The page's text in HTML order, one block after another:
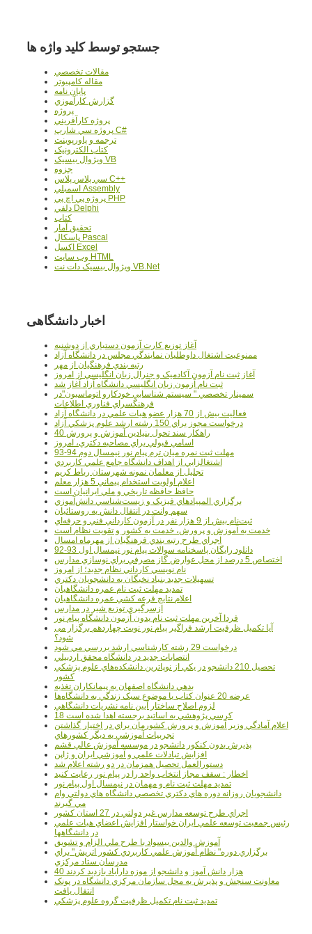
جستجو توسط کلید واژه ها
مقالات تخصصي
مقاله کامپیوتر
پایان نامه
گزارش کارآموزي
پروژه
پروژه کارآفريني
پروژه سي شارپ C#
ترجمه و پاورپوينت
کتاب الکترونيک
ويژوال بيسيک VB
جزوه
سي پلاس پلاس C++
اسمبلي Assembly
پروژه پي اچ پي PHP
دلفي Delphi
کتاب
تحقيق آمار
پاسکال Pascal
اکسل Excel
وب سايت HTML
ويژوال بيسيک دات نت VB.Net
اخبار دانشگاهی
آغاز توزيع کارت آزمون دستياري از دوشنبه
ممنوعيت اشتغال داوطلبان نمايندگي مجلس در دانشگاه آزاد
رتبه بندي فرهنگيان از مهر
آغاز ثبت نام آزمون آکادميک و جنرال زبان انگليسي از امروز
ثبت نام آزمون زبان انگليسي دانشگاه آزاد آغاز شد
سمينار تخصصي " سيستم شناسايي خودکارو اتوماسيون"در
فرهنگسراي فناوري اطلاعات
فعاليت بيش از 70 هزار عضو هيات علمي در دانشگاه آزاد
درخواست مجوز براي 150 رشته ارشد علوم پزشکي آزاد
40 راهکار سند تحول بنيادين آموزش و پرورش
اسامي قبولي براي مصاحبه دکتري، امروز
مهلت ثبت نمره میان ترم پیام نور نیمسال دوم 94-93
اشتغالزايي از اهداف دانشگاه جامع علمي کاربردي
تجليل از معلمان نمونه شهرستان رباط کريم
اعلام اولويت استخدام پيماني 5 هزار معلم
حافظ حافظه تاريخي و ملي ايرانيان است
برگزاري المپيادهاي فيزيک و زيست‌شناسي دانش‌آموزي
سهم وانت در انتقال دانش به روستائيان
ثبت‌نام بيش از 9 هزار نفر در آزمون کارداني فني و حرفه‌اي
خدمت به آموزش و پرورش، خدمت به کشور و تقويت نظام است
اجراي طرح رتبه بندي فرهنگيان از مهرماه امسال
دانلود رایگان پاسخنامه سوالات پیام نور نیمسال اول 93-92
اختصاص 5 درصد از محل عوارض گاز مصرفي براي نوسازي مدارس
نام نويسي کارداني نظام جديد؛ از امروز
تسهيلات جديد بنياد نخبگان به دانشجويان دکتري
تمديد مهلت ثبت نام عمره دانشگاهيان
اعلام نتايج قرعه کشي عمره دانشگاهيان
ازسرگيري توزيع شير در مدارس
فردا آخرین مهلت ثبت نام بدون آزمون دانشگاه پیام نور
آیا تکمیل ظرفیت ارشد فراگیر پیام نور نوبت چهاردهم برگزار می
شود؟
درخواست 29 رشته کارشناسي ارشد بررسي مي شود
انتصابات جديد در دانشگاه محقق اردبيلي
تحصيل 210 دانشجو در يکي از نوپاترين دانشکده‌هاي علوم پزشکي
کشور
بدهي دانشگاه اصفهان به پيمانکاران تغذيه
عرضه 20 عنوان کتاب با موضوع سبک زندگي به دانشگاه‌ها
لزوم اصلاح ساختار آيين نامه نشريات دانشگاهي
18 کرسي پژوهشي به اساتيد برجسته اهدا شده است
اعلام آمادگي وزير آموزش و پرورش کشورمان براي در اختيار گذاشتن
تجربيات آموزشي به ديگر کشورهاي
پذيرش بدون کنکور دانشجو در موسسه آموزش عالي قشم
افزايش تبادلات علمي و آموزشي ايران و ژاپن
دستورالعمل تحصیل همزمان در دو رشته اعلام شد
اخطار : سقف مجاز انتخاب واحد را در پیام نور رعایت کنید
تمدید مهلت ثبت نام و مهمان در نیمسال اول پیام نور
دانشجويان روزانه دوره هاي دكتري تخصصي دانشگاه هاي دولتي وام
مي گيرند
اجراي طرح توسعه مدارس غير دولتي در 27 استان کشور
رئيس جمعيت توسعه علمي ايران خواستار افزايش اعضاي هيات علمي
در دانشگاهها
آموزش والدين بيسواد با طرح ملي الزام و تشويق
برگزاري دوره" نظام آموزش علمي كاربردي كشور اتريش" براي
مدرسان ستاد مرکزي
40 هزار دانش آموز و دانشجو از موزه دارآباد بازديد کردند
معاونت سنجش و پذيرش به محل سازمان مرکزي دانشگاه در پونک
انتقال يافت
تمديد ثبت نام تکميل ظرفيت گروه علوم پزشکي